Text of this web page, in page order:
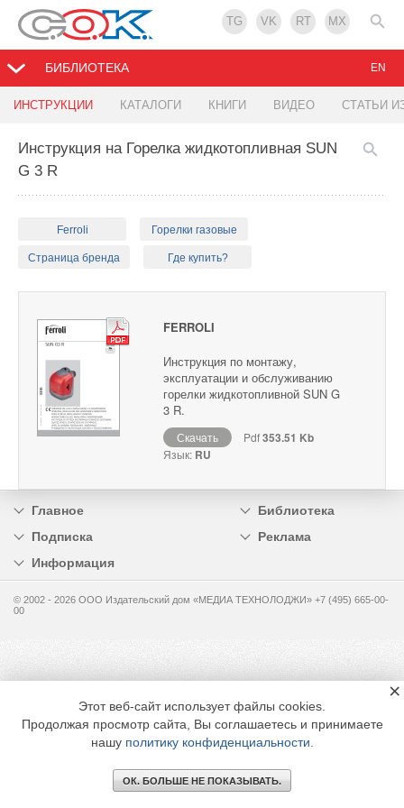
TG VK RT MX
БИБЛИОТЕКА
ИНСТРУКЦИИ КАТАЛОГИ КНИГИ ВИДЕО СТАТЬИ
EN
Инструкция на Горелка жидкотопливная SUN
G 3 R
Ferroli Горелки газовые
Страница бренда Где купить?
FERROLI
Инструкция по монтажу,
эксплуатации и обслуживанию
горелки жидкотопливной SUN G
3 R.
Скачать Pdf353.51 Kb
Язык: RU
Главное
Библиотека
Подписка
Реклама
Информация
© 2002 - 2026 OOO Издательский дом «МЕДИА ТЕХНОЛОДЖИ» +7 (495) 665-00-
00
Этот веб-сайт использует файлы cookies.
Продолжая просмотр сайта, Вы соглашаетесь и принимаете
нашу политику конфиденциальности
ОК. БОЛЬШЕ НЕ ПОКАЗЫВАТЬ.
×